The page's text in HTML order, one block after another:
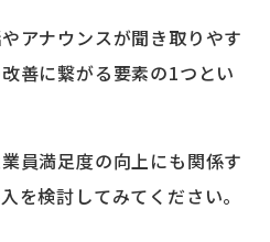
アナウンスが聞き取りやす
善に繋がる要素の1つとい
員満足度の向上にも関係す
を検討してみてください。